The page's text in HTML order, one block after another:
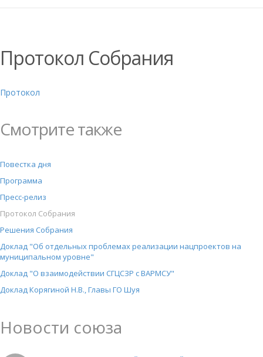
Протокол Собрания
Протокол
Смотрите также
Повестка дня
Программа
Пресс-релиз
Протокол Собрания
Решения Собрания
Доклад "Об отдельных проблемах реализации нацпроектов на
муниципальном уровне"
Доклад "О взаимодействии СГЦСЗР с ВАРМСУ"
Доклад Корягиной Н.В., Главы ГО Шуя
Новости союза